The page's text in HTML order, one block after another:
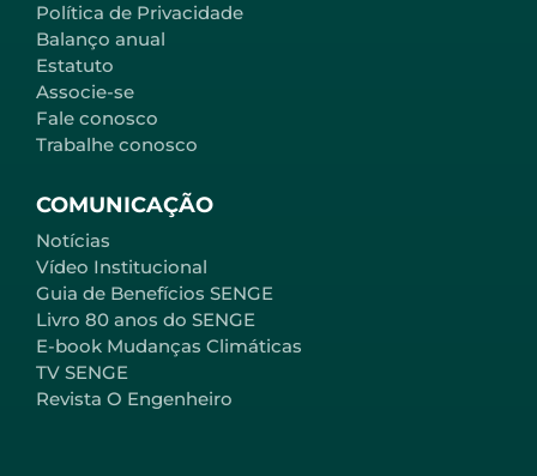
Política de Privacidade
Balanço anual
Estatuto
Associe-se
Fale conosco
Trabalhe conosco
COMUNICAÇÃO
Notícias
Vídeo Institucional
Guia de Benefícios SENGE
Livro 80 anos do SENGE
E-book Mudanças Climáticas
TV SENGE
Revista O Engenheiro